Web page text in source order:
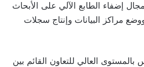
إضفاء الطابع الآلي على الأبحاث
مراكز البيانات وإنتاج سجلات
العالي للتعاون القائم بين